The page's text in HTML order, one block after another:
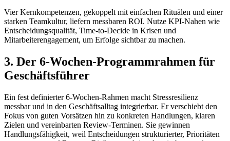
Vier Kernkompetenzen, gekoppelt mit einfachen Rituälen und einer
starken Teamkultur, liefern messbaren ROI. Nutze KPI-Nahen wie
Entscheidungsqualität, Time-to-Decide in Krisen und
Mitarbeiterengagement, um Erfolge sichtbar zu machen.
3. Der 6-Wochen-Programmrahmen für
Geschäftsführer
Ein fest definierter 6-Wochen-Rahmen macht Stressresilienz
messbar und in den Geschäftsalltag integrierbar. Er verschiebt den
Fokus von guten Vorsätzen hin zu konkreten Handlungen, klaren
Zielen und vereinbarten Review-Terminen. Sie gewinnen
Handlungsfähigkeit, weil Entscheidungen strukturierter, Prioritäten